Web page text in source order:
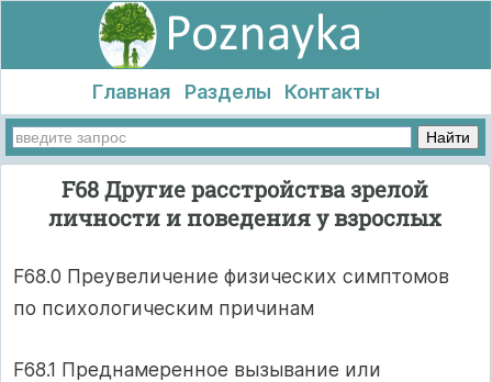
Главная Разделы Контакты
F68 Другие расстройства зрелой
личности и поведения у взрослых
F68.0 Преувеличение физических симптомов
по психологическим причинам
F68.1 Преднамеренное вызывание или